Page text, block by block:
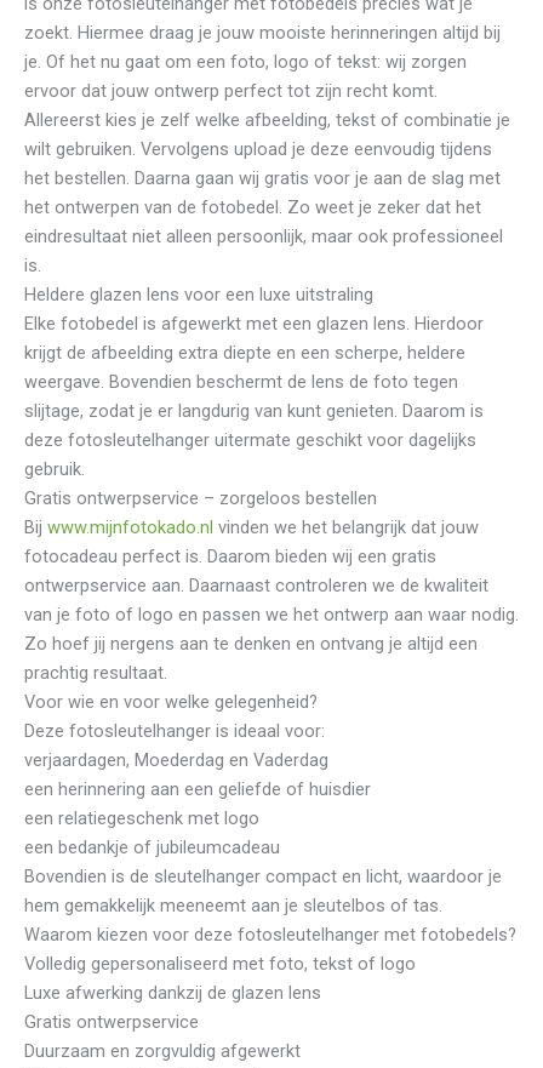
zoekt. Hiermee draag je jouw mooiste herinneringen altijd bij
je. Of het nu gaat om een foto, logo of tekst: wij zorgen
ervoor dat jouw ontwerp perfect tot zijn recht komt.
Allereerst kies je zelf welke afbeelding, tekst of combinatie je
wilt gebruiken. Vervolgens upload je deze eenvoudig tijdens
het bestellen. Daarna gaan wij gratis voor je aan de slag met
het ontwerpen van de fotobedel. Zo weet je zeker dat het
eindresultaat niet alleen persoonlijk, maar ook professioneel
is.
Heldere glazen lens voor een luxe uitstraling
Elke fotobedel is afgewerkt met een glazen lens. Hierdoor
krijgt de afbeelding extra diepte en een scherpe, heldere
weergave. Bovendien beschermt de lens de foto tegen
slijtage, zodat je er langdurig van kunt genieten. Daarom is
deze fotosleutelhanger uitermate geschikt voor dagelijks
gebruik.
Gratis ontwerpservice – zorgeloos bestellen
Bij www.mijnfotokado.nl vinden we het belangrijk dat jouw
fotocadeau perfect is. Daarom bieden wij een gratis
ontwerpservice aan. Daarnaast controleren we de kwaliteit
van je foto of logo en passen we het ontwerp aan waar nodig.
Zo hoef jij nergens aan te denken en ontvang je altijd een
prachtig resultaat.
Voor wie en voor welke gelegenheid?
Deze fotosleutelhanger is ideaal voor:
verjaardagen, Moederdag en Vaderdag
een herinnering aan een geliefde of huisdier
een relatiegeschenk met logo
een bedankje of jubileumcadeau
Bovendien is de sleutelhanger compact en licht, waardoor je
hem gemakkelijk meeneemt aan je sleutelbos of tas.
Waarom kiezen voor deze fotosleutelhanger met fotobedels?
Volledig gepersonaliseerd met foto, tekst of logo
Luxe afwerking dankzij de glazen lens
Gratis ontwerpservice
Duurzaam en zorgvuldig afgewerkt